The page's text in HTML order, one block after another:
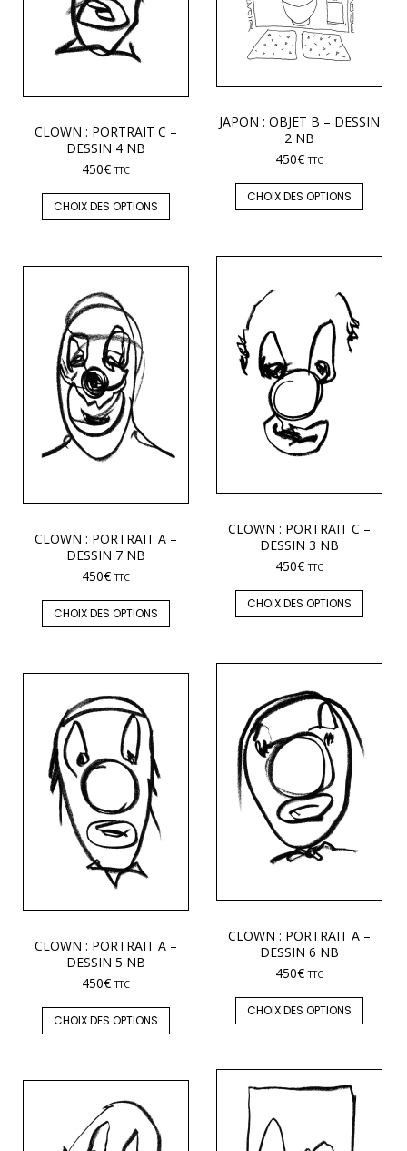
JAPON : OBJET B – DESSIN
2 NB
450€ TTC
CHOIX DES OPTIONS
CLOWN : PORTRAIT C –
DESSIN 4 NB
450€ TTC
CHOIX DES OPTIONS
CLOWN : PORTRAIT C –
DESSIN 3 NB
450€ TTC
CHOIX DES OPTIONS
CLOWN : PORTRAIT A –
DESSIN 7 NB
450€ TTC
CHOIX DES OPTIONS
CLOWN : PORTRAIT A –
DESSIN 6 NB
450€ TTC
CHOIX DES OPTIONS
CLOWN : PORTRAIT A –
DESSIN 5 NB
450€ TTC
CHOIX DES OPTIONS